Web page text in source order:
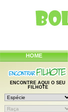
HOME
ENCONTRE AQUI O SEU
FILHOTE